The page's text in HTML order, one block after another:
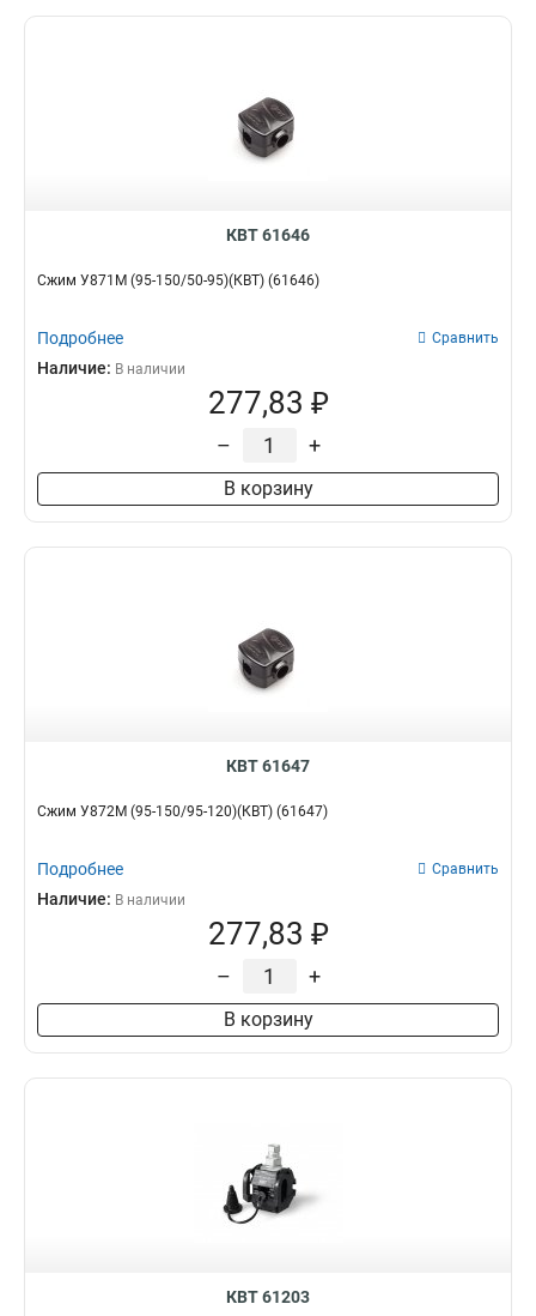
КВТ 61646
Сжим У871М (95-150/50-95)(КВТ) (61646)
Подробнее Сравнить
Наличие: В наличии
277,83 ₽
– +
В корзину
КВТ 61647
Сжим У872М (95-150/95-120)(КВТ) (61647)
Подробнее Сравнить
Наличие: В наличии
277,83 ₽
– +
В корзину
КВТ 61203